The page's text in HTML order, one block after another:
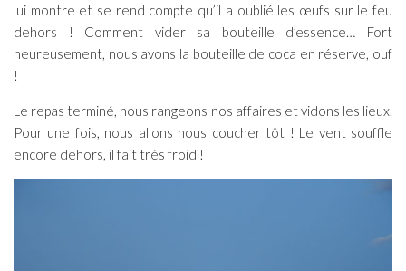
lui montre et se rend compte qu’il a oublié les œufs sur le feu
dehors ! Comment vider sa bouteille d’essence… Fort
heureusement, nous avons la bouteille de coca en réserve, ouf
!
Le repas terminé, nous rangeons nos affaires et vidons les lieux.
Pour une fois, nous allons nous coucher tôt ! Le vent souffle
encore dehors, il fait très froid !